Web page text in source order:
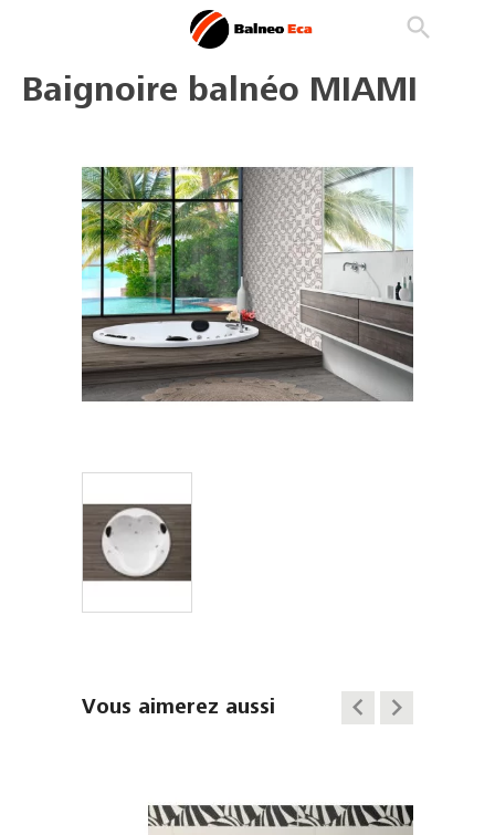
search
Baignoire balnéo MIAMI
Vous aimerez aussi keyboard_arrow_left keyboard_arrow_right